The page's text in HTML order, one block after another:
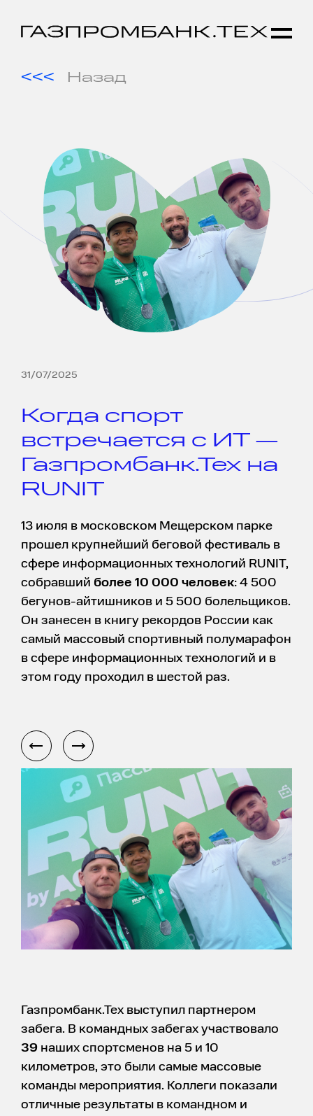
Назад
31/07/2025
Когда спорт
встречается с ИТ —
Газпромбанк.Тех на
RUNIT
13 июля в московском Мещерском парке
прошел крупнейший беговой фестиваль в
сфере информационных технологий RUNIT,
собравший более 10 000 человек: 4 500
бегунов-айтишников и 5 500 болельщиков.
Он занесен в книгу рекордов России как
самый массовый спортивный полумарафон
в сфере информационных технологий и в
этом году проходил в шестой раз.
Газпромбанк.Тех выступил партнером
забега. В командных забегах участвовало
39 наших спортсменов на 5 и 10
километров, это были самые массовые
команды мероприятия. Коллеги показали
отличные результаты в командном и